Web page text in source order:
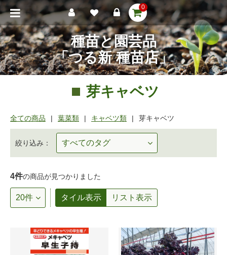
0
種苗と園芸品
「つる新 種苗店」
芽キャベツ
全ての商品 葉菜類 キャベツ類 芽キャベツ
絞り込み：
4件の商品が見つかりました
タイル表示 リスト表示